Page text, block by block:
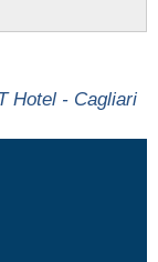
Hotel - Cagliari